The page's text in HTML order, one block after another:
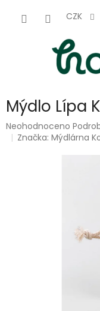
CZK
Mýdlo Lípa
Průměrné
hodnocení
Neohodnoceno
Značka:Mýdlárna